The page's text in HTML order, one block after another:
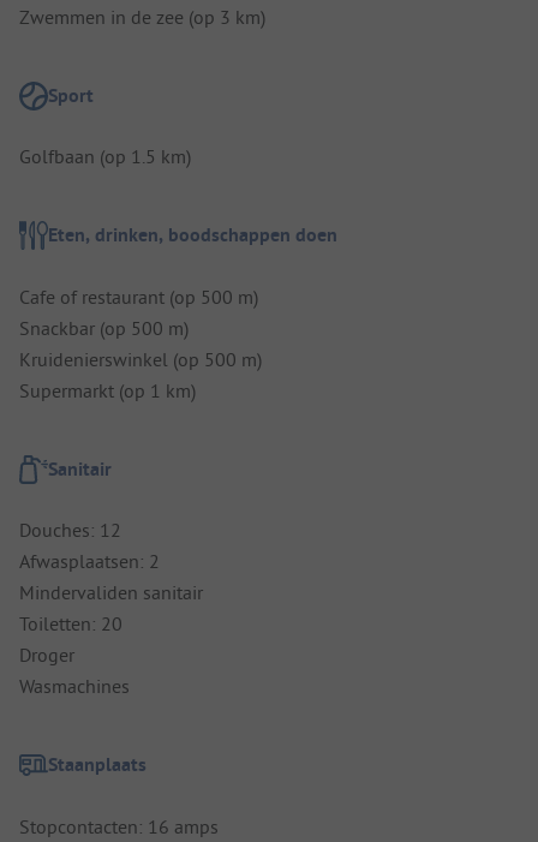
Zwemmen in de zee (op 3 km)
Sport
Golfbaan (op 1.5 km)
Eten, drinken, boodschappen doen
Cafe of restaurant (op 500 m)
Snackbar (op 500 m)
Kruidenierswinkel (op 500 m)
Supermarkt (op 1 km)
Sanitair
Douches: 12
Afwasplaatsen: 2
Mindervaliden sanitair
Toiletten: 20
Droger
Wasmachines
Staanplaats
Stopcontacten: 16 amps